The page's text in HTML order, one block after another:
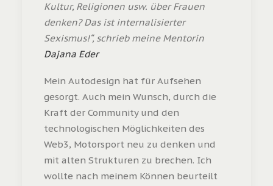
Kultur, Religionen usw. über Frauen
denken? Das ist internalisierter
Sexismus!“, schrieb meine Mentorin
Dajana Eder
Mein Autodesign hat für Aufsehen
gesorgt. Auch mein Wunsch, durch die
Kraft der Community und den
technologischen Möglichkeiten des
Web3, Motorsport neu zu denken und
mit alten Strukturen zu brechen. Ich
wollte nach meinem Können beurteilt